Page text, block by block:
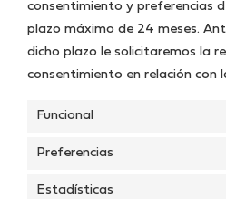
consentimiento y preferencias
plazo máximo de 24 meses.
dicho plazo le solicitaremos la
consentimiento en relación con
Funcional
Preferencias
Estadísticas